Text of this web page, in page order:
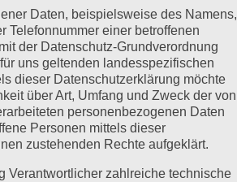
Daten, beispielsweise des Namens,
Telefonnummer einer betroffenen
der Datenschutz-Grundverordnung
uns geltenden landesspezifischen
dieser Datenschutzerklärung möchte
über Art, Umfang und Zweck der von
personenbezogenen Daten
Personen mittels dieser
zustehenden Rechte aufgeklärt.
Verantwortlicher zahlreiche technische